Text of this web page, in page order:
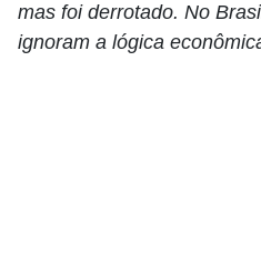
mas foi derrotado. No
ignoram a lógica